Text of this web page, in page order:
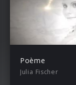
Poème
Julia Fischer